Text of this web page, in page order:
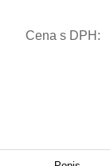
Cena s DPH: